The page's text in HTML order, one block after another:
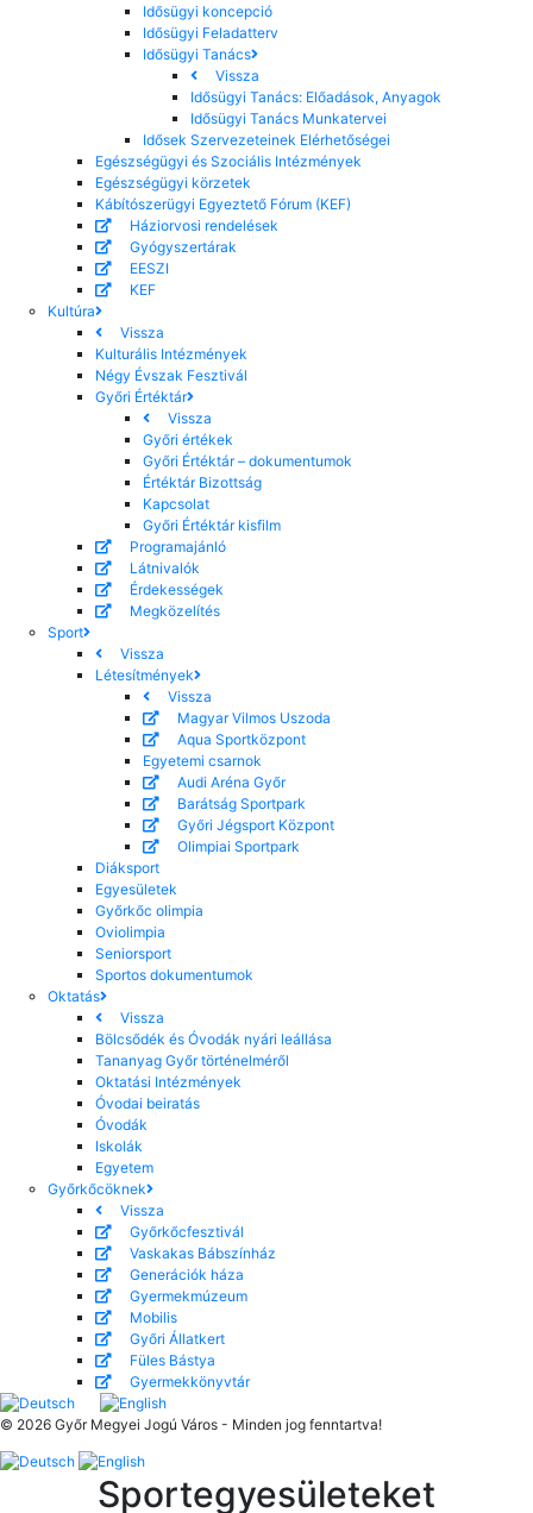
Idősügyi koncepció
Idősügyi Feladatterv
Idősügyi Tanács
Vissza
Idősügyi Tanács: Előadások, Anyagok
Idősügyi Tanács Munkatervei
Idősek Szervezeteinek Elérhetőségei
Egészségügyi és Szociális Intézmények
Egészségügyi körzetek
Kábítószerügyi Egyeztető Fórum (KEF)
Háziorvosi rendelések
Gyógyszertárak
EESZI
KEF
Kultúra
Vissza
Kulturális Intézmények
Négy Évszak Fesztivál
Győri Értéktár
Vissza
Győri értékek
Győri Értéktár – dokumentumok
Értéktár Bizottság
Kapcsolat
Győri Értéktár kisfilm
Programajánló
Látnivalók
Érdekességek
Megközelítés
Sport
Vissza
Létesítmények
Vissza
Magyar Vilmos Uszoda
Aqua Sportközpont
Egyetemi csarnok
Audi Aréna Győr
Barátság Sportpark
Győri Jégsport Központ
Olimpiai Sportpark
Diáksport
Egyesületek
Győrkőc olimpia
Oviolimpia
Seniorsport
Sportos dokumentumok
Oktatás
Vissza
Bölcsődék és Óvodák nyári leállása
Tananyag Győr történelméről
Oktatási Intézmények
Óvodai beiratás
Óvodák
Iskolák
Egyetem
Győrkőcöknek
Vissza
Győrkőcfesztivál
Vaskakas Bábszínház
Generációk háza
Gyermekmúzeum
Mobilis
Győri Állatkert
Füles Bástya
Gyermekkönyvtár
© 2026 Győr Megyei Jogú Város - Minden jog fenntartva!
Sportegyesületeket